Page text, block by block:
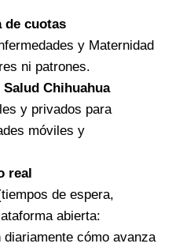
cuotas
y Maternidad
ni patrones.
Chihuahua
y privados para
móviles y
real
de espera,
abierta:
cómo avanza